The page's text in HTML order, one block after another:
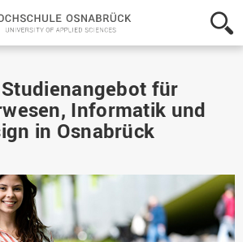
Hochschule
Osnabrück
-
of
Applied
Sciences
für
Informatik und
in Osnabrück